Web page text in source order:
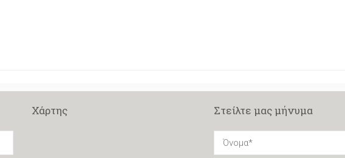
Χάρτης Στείλτε μας μήνυμα